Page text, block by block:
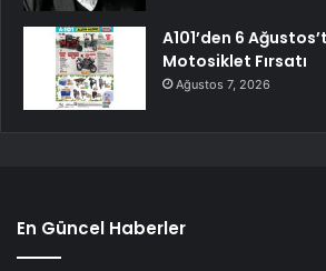
A101’den 6
Motosiklet Fırsatı
Ağustos 7, 2026
En Güncel Haberler